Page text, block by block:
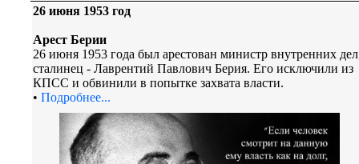
26 июня 1953 год
Арест Берии
26 июня 1953 года был арестован министр внутренних
сталинец - Лаврентий Павлович Берия. Его исключили из
КПСС и обвинили в попытке захвата власти.
• Подробнее...